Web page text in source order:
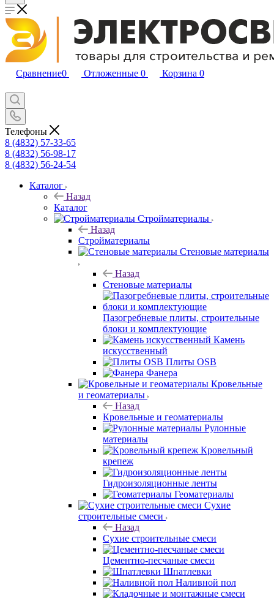
Сравнение0 Отложенные 0 Корзина 0
Телефоны
8 (4832) 57-33-65
8 (4832) 56-98-17
8 (4832) 56-24-54
Каталог
Назад
Каталог
Стройматериалы
Назад
Стройматериалы
Стеновые материалы
Назад
Стеновые материалы
Пазогребневые плиты, строительные
блоки и комплектующие
Камень
искусственный
Плиты OSB
Фанера
Кровельные
и геоматериалы
Назад
Кровельные и геоматериалы
Рулонные
материалы
Кровельный
крепеж
Гидроизоляционные ленты
Геоматериалы
Сухие
строительные смеси
Назад
Сухие строительные смеси
Цементно-песчаные смеси
Шпатлевки
Наливной пол